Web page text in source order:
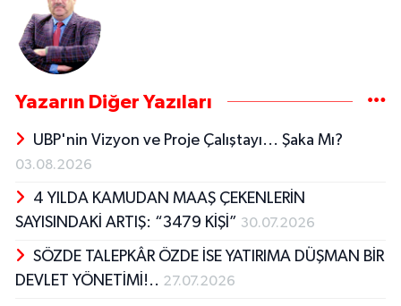
Yazarın Diğer Yazıları
UBP'nin Vizyon ve Proje Çalıştayı... Şaka Mı?
03.08.2026
4 YILDA KAMUDAN MAAŞ ÇEKENLERİN
SAYISINDAKİ ARTIŞ: “3479 KİŞİ” 30.07.2026
SÖZDE TALEPKÂR ÖZDE İSE YATIRIMA DÜŞMAN BİR
DEVLET YÖNETİMİ!.. 27.07.2026